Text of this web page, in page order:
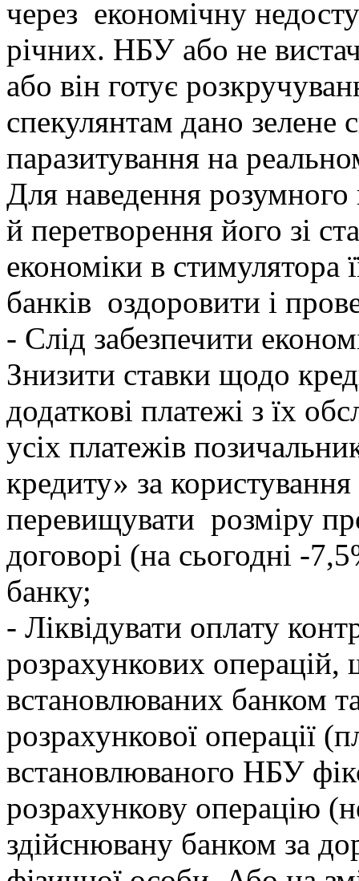
через економічну
річних. НБУ або не
або він готує
спекулянтам дано зелене
паразитування на
Для наведення розумного
й перетворення його зі
економіки в стимулятора
банків оздоровити і
- Слід забезпечити
Знизити ставки щодо
додаткові платежі з їх
усіх платежів
кредиту» за
перевищувати розміру
договорі (на сьогодні -
банку;
- Ліквідувати оплату
розрахункових операцій,
встановлюваних банком
розрахункової операції
встановлюваного НБУ
розрахункову операцію
здійснювану банком за